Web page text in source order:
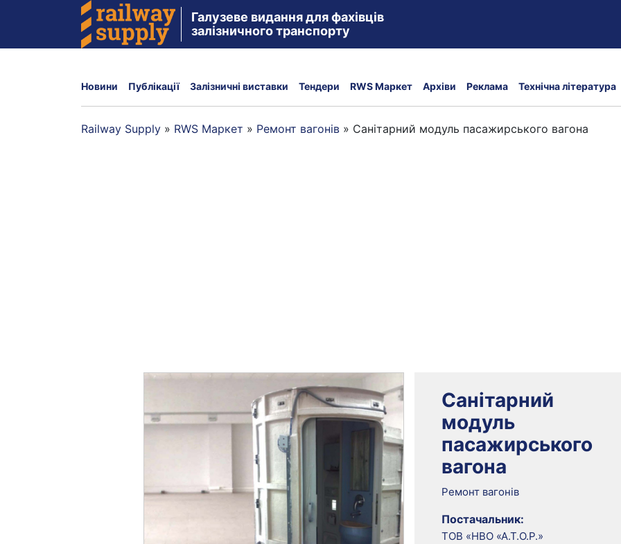
Галузеве видання для фахівців
залізничного транспорту
Новини Публікації Залізничні виставки Тендери RWS Маркет Архіви Реклама Технічна література
Railway Supply » RWS Маркет » Ремонт вагонів » Санітарний модуль пасажирського вагона
Санітарний
модуль
пасажирського
вагона
Ремонт вагонів
Постачальник:
ТОВ «НВО «А.Т.О.Р.»